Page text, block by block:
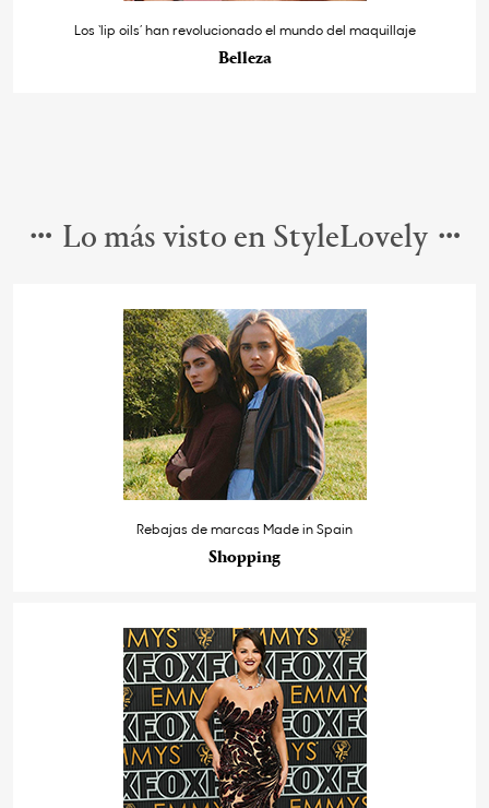
Los ‘lip oils’ han revolucionado el mundo del maquillaje
Belleza
Lo más visto en StyleLovely
Rebajas de marcas Made in Spain
Shopping